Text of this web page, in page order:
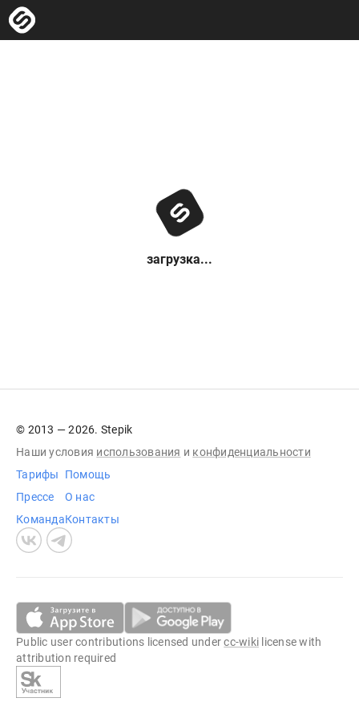
загрузка...
© 2013 — 2026. Stepik
Наши условия использования и конфиденциальности
Тарифы
Прессе
Команда
Помощь
О нас
Контакты
Public user contributions licensed undercc-wiki license with
attribution required